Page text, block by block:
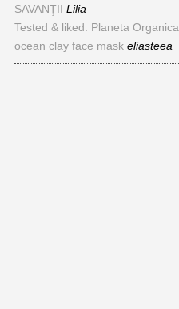
SAVANŢII Lilia
Tested & liked. Planeta Organica
ocean clay face mask eliasteea